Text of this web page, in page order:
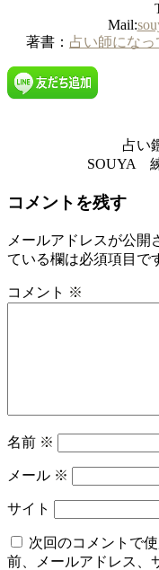
Mail:
著書： 占い師になっ
占い
SOUYA
コメントを残す
メールアドレスが公開
ている欄は必須項目で
コメント ※
名前 ※
メール ※
サイト
次回のコメントで
前、メールアドレス、